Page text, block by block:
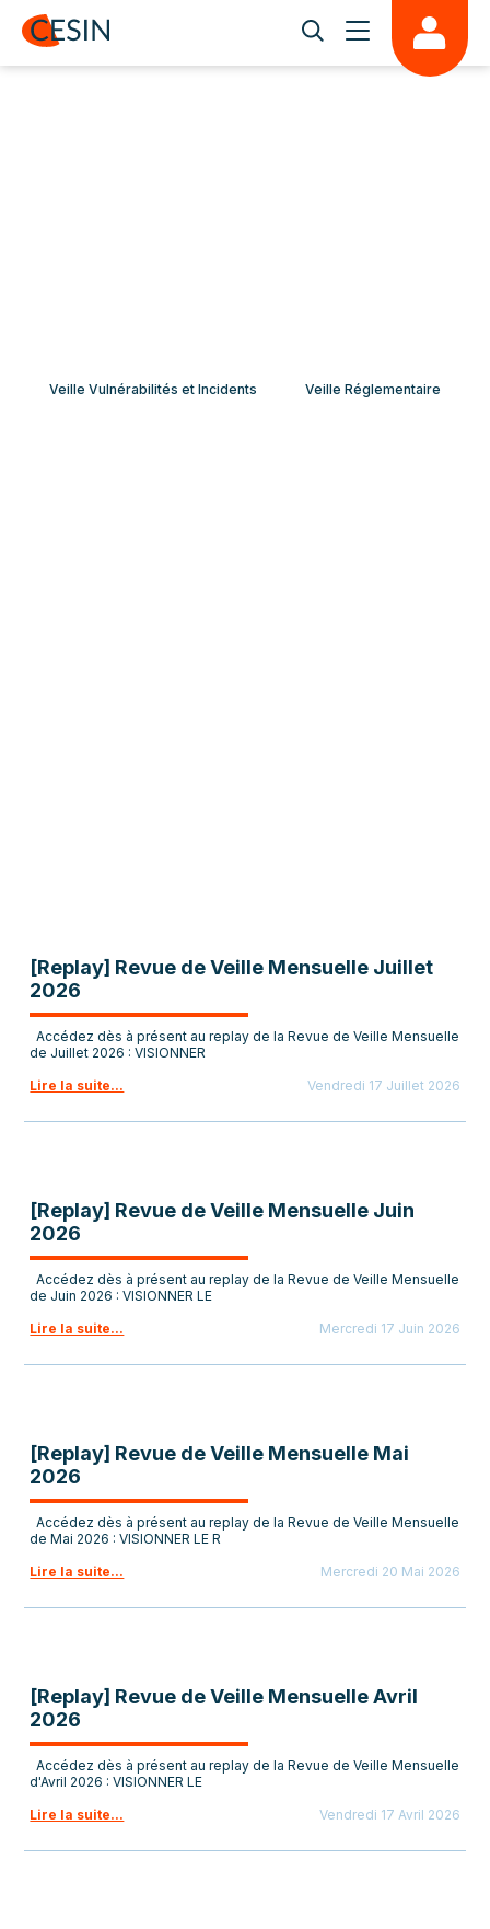
Veille Vulnérabilités et Incidents Veille Réglementaire
[Replay] Revue de Veille Mensuelle Juillet
2026
Accédez dès à présent au replay de la Revue de Veille Mensuelle
de Juillet 2026 : VISIONNER
Lire la suite...
Vendredi 17 Juillet 2026
[Replay] Revue de Veille Mensuelle Juin
2026
Accédez dès à présent au replay de la Revue de Veille Mensuelle
de Juin 2026 : VISIONNER LE
Lire la suite...
Mercredi 17 Juin 2026
[Replay] Revue de Veille Mensuelle Mai
2026
Accédez dès à présent au replay de la Revue de Veille Mensuelle
de Mai 2026 : VISIONNER LE R
Lire la suite...
Mercredi 20 Mai 2026
[Replay] Revue de Veille Mensuelle Avril
2026
Accédez dès à présent au replay de la Revue de Veille Mensuelle
d'Avril 2026 : VISIONNER LE
Lire la suite...
Vendredi 17 Avril 2026